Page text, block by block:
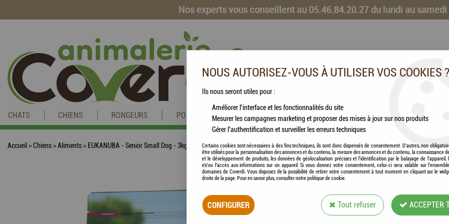
Nos experts vous conseillent au 05.46.84.20.27 du lundi au samedi
CHATS CHIENS RONGEURS POISSONS CHEVAUX VOLAILLES ANIMAUX DE LA FERME
Accueil >Chiens>Aliments> EUKANUBA - Senior Small Dog - 3kg
EUKANUBA -
Soyez le premier à donner votre avis !
NOUS AUTORISEZ-VOUS À UTILISER VOS COOKIES ?
Ils nous seront utiles pour :
Améliorer l'interface et les fonctionnalités du site
Mesurer les campagnes marketing et proposer des mises à jour sur nos produits
Gérer l'authentification et surveiller les erreurs techniques
Certains cookies sont nécessaires à des fins techniques, ils sont donc dispensés de consentement. D'autres, non
être utilisés pour la personnalisation des annonces et du contenu, la mesure des annonces et du contenu, la connaissance
et le développement de produits, les données de géolocalisation précises et l'identification par le balayage de l'appareil,
et/ou l'accès aux informations sur un appareil. Si vous donnez votre consentement, celui-ci sera valable sur
domaines de Coverdi. Vous disposez de la possibilité de retirer votre consentement à tout moment en cliquant sur le
droite de la page. Pour en savoir plus, consulter notre politique de cookie.
CONFIGURER Tout refuser ACCEPTER